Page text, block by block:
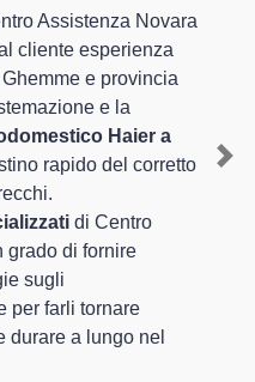
Assistenza Novara
cliente esperienza
e provincia
e la
Haier a
rapido del corretto
di Centro
grado di fornire
sugli
per farli tornare
durare a lungo nel